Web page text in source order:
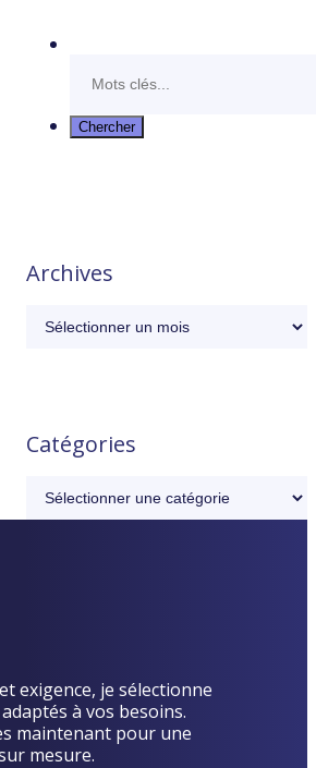
Archives
Catégories
exigence, je sélectionne
à vos besoins.
maintenant pour une
mesure.